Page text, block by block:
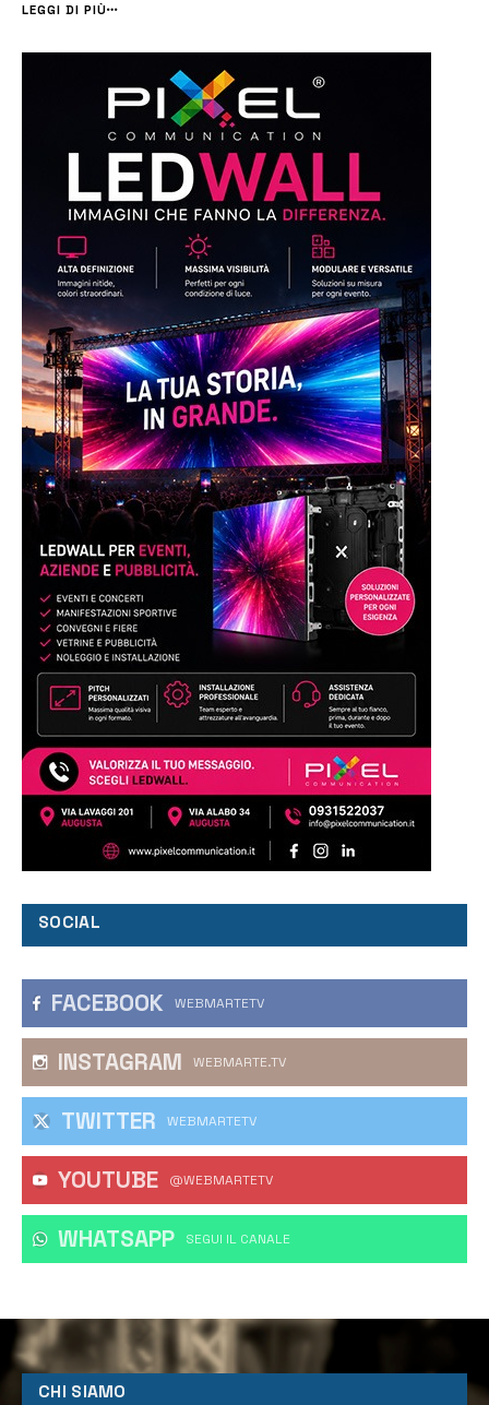
approvato una mozione per poter avere il barcone nel Museo del ...
LEGGI DI PIÙ
SOCIAL
FACEBOOK WEBMARTETV
INSTAGRAM WEBMARTE.TV
TWITTER WEBMARTETV
YOUTUBE @WEBMARTETV
WHATSAPP ‎SEGUI IL CANALE
CHI SIAMO